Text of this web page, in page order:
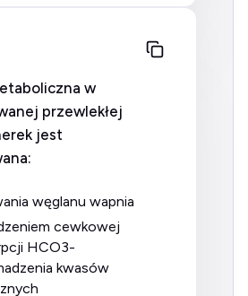
w
przewlekłej
jest
węglanu wapnia
HCO3-